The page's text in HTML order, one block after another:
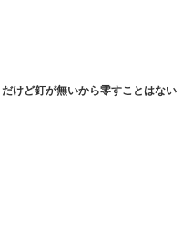
けど釘が無いから零すことはない